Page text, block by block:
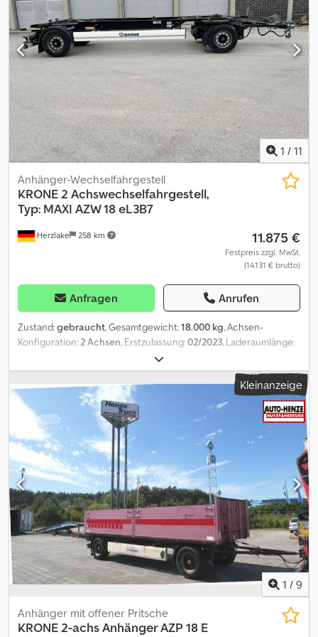
Schwarz Codoznivbspfx Adijrf > für Aufbauten BDF.-7.45 mit
Abstellhöhe von 1.020 bis 1.320 mm > Fahrhöhe unbeladen: 1.080
mm > Bereifung: 4-fach: 445 /45 R19,5? guter Zustand > Achsen:
Fabrikat BPW > Bremsanlage: EBS 4S/3M > Zugdeichsel:
längenverstellbar (12 x 50 mm)von 1.800 bis 2.400 mm mit Zugöse /
40mm > HU + SP aktuell /- NEU > Luftanschlüsse: ROT /- GELB >
Elektroanschlüsse: ABS u. 1 x 15 polig > zusätzlicher verzinkter
Rammschutz am Heck > sofort verfügbar u. mehrfach vorhanden
> Preis ab Standort D- 59269 Beckum
1 / 11
Herzlake 258 km
Anhänger-Wechselfahrgestell
KRONE2 Achswechselfahrgestell,
Typ: MAXI AZW 18 eL3B7
11.875 €
Festpreis zzgl. MwSt.
(14.131 € brutto)
Anfragen Anrufen
Zustand:gebraucht, Gesamtgewicht:18.000 kg, Achsen-
Konfiguration:2 Achsen, Erstzulassung:02/2023, Laderaumlänge:
2.480 mm
ABS, KRONE 2 Achswechselfahrgestell, Typ: MAXI AZW 18 eL3B7
aus Baujahr 02 / 2023 > Angebot freibleibend u. Zwischenverkauf
vorbehalten > Gesamtgewicht 18.000 kg Crodpfeznivhox Adiof >
technisch einsatzbereiter Zustand mit normalen
Gebrauchsspuren, wie auf den Bildern dargestellt > Aufbau /-
Cassis: Farbe RAL: 9005 /- Schwarz > für Aufbauten BDF.-7.45 mit
Abstellhöhe von 1.020 bis 1.320 mm > Fahrhöhe unbeladen: 1.080
mm > Bereifung: 4-fach: 445 /45 R19,5? guter Zustand > Achsen:
Fabrikat BPW > Bremsanlage: EBS 4S/3M > Zugdeichsel:
längenverstellbar (12 x 50 mm)von 1.800 bis 2.400 mm mit Zugöse /
40mm > HU + SP aktuell /- NEU > Luftanschlüsse: ROT /- GELB >
Elektroanschlüsse: ABS u. 1 x 15 polig > zusätzlicher verzinkter
Rammschutz am Heck > sofort verfügbar u. mehrfach vorhanden
> Preis ab Standort D- 59269 Beckum
Kleinanzeige
1 / 9
Anhänger mit offener Pritsche
KRONE2-achs Anhänger AZP 18 E